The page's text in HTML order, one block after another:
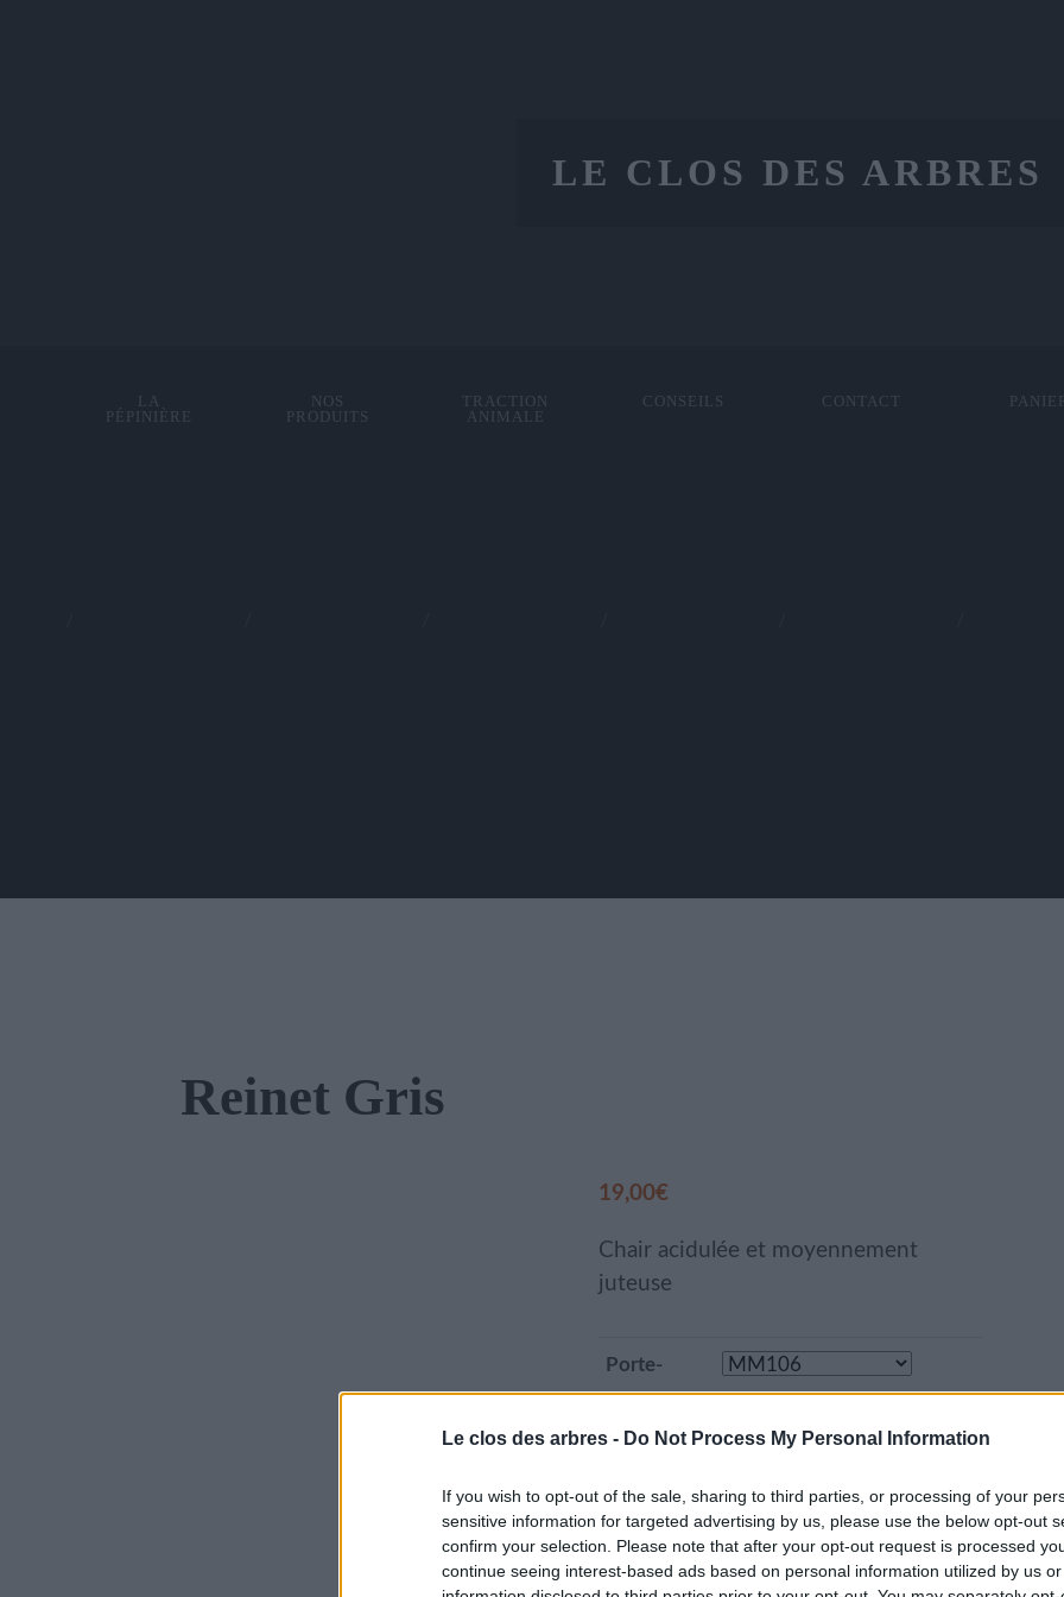
Le clos des arbres - Do Not Process My Personal Information
If you wish to opt-out of the sale, sharing to third parties, or processing of your
sensitive information for targeted advertising by us, please use the below opt-out
confirm your selection. Please note that after your opt-out request is processed
continue seeing interest-based ads based on personal information utilized by us
LE CLOS DES ARBRES
CONTACT
CONSEILS
TRACTION
ANIMALE
NOS
PRODUITS
LA
PÉPINIÈRE
Reinet Gris
19,00€
Chair acidulée et moyennement
juteuse
Porte-
de
Reinet
Gris
Ajouter au panier
UGS :ND Catégorie :Pommiers